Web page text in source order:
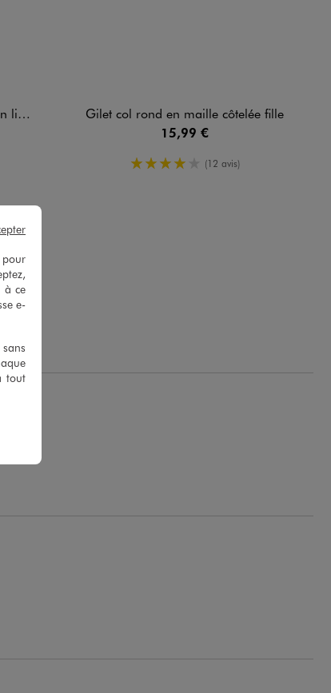
Gilet col rond en maille côtelée fille
15,99 €
4/5 de moyenne
(12 avis)
pour
à ce
e-
tout